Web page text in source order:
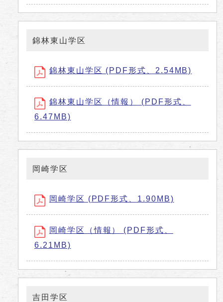
錦林東山学区
錦林東山学区 (PDF形式、2.54MB)
錦林東山学区（情報） (PDF形式、
6.47MB)
岡崎学区
岡崎学区 (PDF形式、1.90MB)
岡崎学区（情報） (PDF形式、
6.21MB)
吉田学区